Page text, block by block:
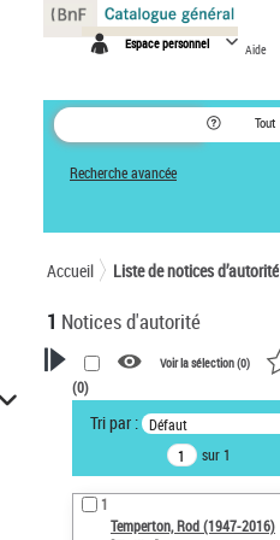
Espace personnel Aide
Tout
Recherche avancée
Accueil Liste de notices d’autorité
1 Notices d'autorité
VOTRE RECHERCHE
Recherche avancée dans les
notices d’autorité
Œuvres liées à l'auteur :
Temperton, Rod (1947-2016)
Voir la sélection (0)
(0)
Tri par : Défaut
sur 1
1
Temperton, Rod (1947-2016)
Panneau de gestion des cookies